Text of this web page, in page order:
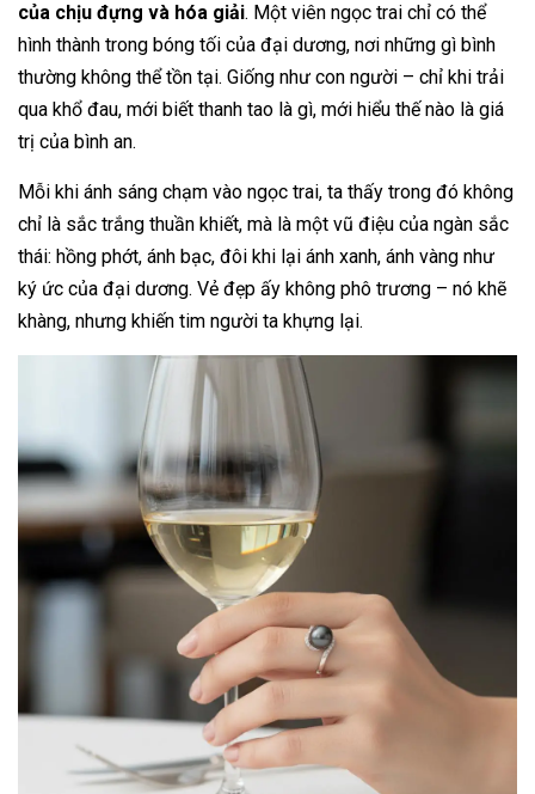
của chịu đựng và hóa giải. Một viên ngọc trai chỉ có thể
hình thành trong bóng tối của đại dương, nơi những gì bình
thường không thể tồn tại. Giống như con người – chỉ khi trải
qua khổ đau, mới biết thanh tao là gì, mới hiểu thế nào là giá
trị của bình an.
Mỗi khi ánh sáng chạm vào ngọc trai, ta thấy trong đó không
chỉ là sắc trắng thuần khiết, mà là một vũ điệu của ngàn sắc
thái: hồng phớt, ánh bạc, đôi khi lại ánh xanh, ánh vàng như
ký ức của đại dương. Vẻ đẹp ấy không phô trương – nó khẽ
khàng, nhưng khiến tim người ta khựng lại.